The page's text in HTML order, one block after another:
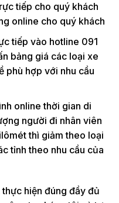
tiếp cho quý khách
online cho quý khách
tiếp vào hotline 091
bảng giá các loại xe
phù hợp với nhu cầu
online thời gian di
người đi nhân viên
thì giảm theo loại
tỉnh theo nhu cầu của
hiện đúng đầy đủ